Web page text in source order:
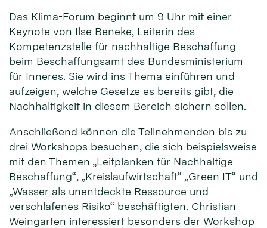
Das Klima-Forum beginnt um 9 Uhr mit einer
Keynote von Ilse Beneke, Leiterin des
Kompetenzstelle für nachhaltige Beschaffung
beim Beschaffungsamt des Bundesministerium
für Inneres. Sie wird ins Thema einführen und
aufzeigen, welche Gesetze es bereits gibt, die
Nachhaltigkeit in diesem Bereich sichern sollen.
Anschließend können die Teilnehmenden bis zu
drei Workshops besuchen, die sich beispielsweise
mit den Themen „Leitplanken für Nachhaltige
Beschaffung“, „Kreislaufwirtschaft“ „Green IT“ und
„Wasser als unentdeckte Ressource und
verschlafenes Risiko“ beschäftigten. Christian
Weingarten interessiert besonders der Workshop